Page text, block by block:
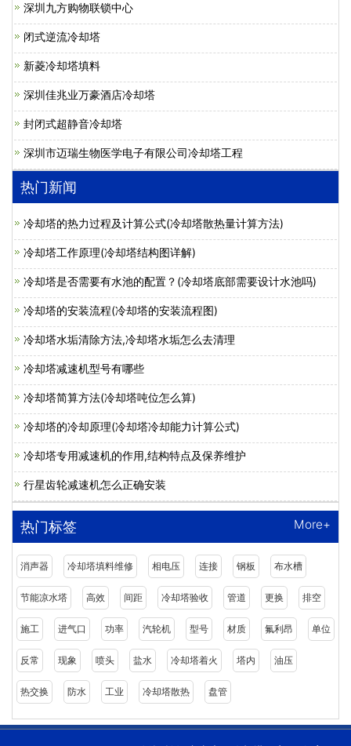
深圳九方购物联锁中心
闭式逆流冷却塔
新菱冷却塔填料
深圳佳兆业万豪酒店冷却塔
封闭式超静音冷却塔
深圳市迈瑞生物医学电子有限公司冷却塔工程
热门新闻
冷却塔的热力过程及计算公式(冷却塔散热量计算方法)
冷却塔工作原理(冷却塔结构图详解)
冷却塔是否需要有水池的配置？(冷却塔底部需要设计水池吗)
冷却塔的安装流程(冷却塔的安装流程图)
冷却塔水垢清除方法,冷却塔水垢怎么去清理
冷却塔减速机型号有哪些
冷却塔简算方法(冷却塔吨位怎么算)
冷却塔的冷却原理(冷却塔冷却能力计算公式)
冷却塔专用减速机的作用,结构特点及保养维护
行星齿轮减速机怎么正确安装
热门标签 More+
消声器 冷却塔填料维修 相电压 连接 钢板 布水槽
节能凉水塔 高效 间距 冷却塔验收 管道 更换 排空
施工 进气口 功率 汽轮机 型号 材质 氟利昂 单位
反常 现象 喷头 盐水 冷却塔着火 塔内 油压
热交换 防水 工业 冷却塔散热 盘管